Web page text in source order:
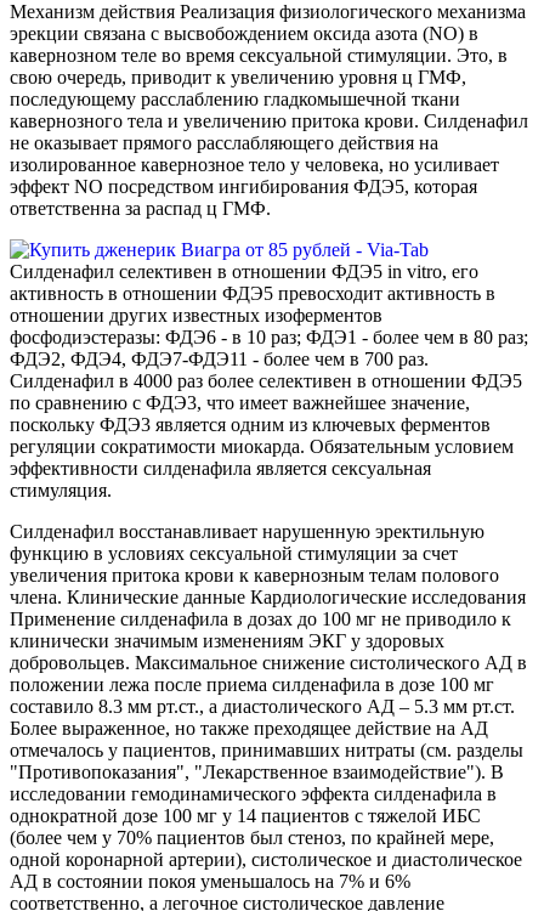
Механизм действия Реализация физиологического механизма
эрекции связана с высвобождением оксида азота (NO) в
кавернозном теле во время сексуальной стимуляции. Это, в
свою очередь, приводит к увеличению уровня ц ГМФ,
последующему расслаблению гладкомышечной ткани
кавернозного тела и увеличению притока крови. Силденафил
не оказывает прямого расслабляющего действия на
изолированное кавернозное тело у человека, но усиливает
эффект NO посредством ингибирования ФДЭ5, которая
ответственна за распад ц ГМФ.
Силденафил селективен в отношении ФДЭ5 in vitro, его
активность в отношении ФДЭ5 превосходит активность в
отношении других известных изоферментов
фосфодиэстеразы: ФДЭ6 - в 10 раз; ФДЭ1 - более чем в 80 раз;
ФДЭ2, ФДЭ4, ФДЭ7-ФДЭ11 - более чем в 700 раз.
Силденафил в 4000 раз более селективен в отношении ФДЭ5
по сравнению с ФДЭ3, что имеет важнейшее значение,
поскольку ФДЭ3 является одним из ключевых ферментов
регуляции сократимости миокарда. Обязательным условием
эффективности силденафила является сексуальная
стимуляция.
Силденафил восстанавливает нарушенную эректильную
функцию в условиях сексуальной стимуляции за счет
увеличения притока крови к кавернозным телам полового
члена. Клинические данные Кардиологические исследования
Применение силденафила в дозах до 100 мг не приводило к
клинически значимым изменениям ЭКГ у здоровых
добровольцев. Максимальное снижение систолического АД в
положении лежа после приема силденафила в дозе 100 мг
составило 8.3 мм рт.ст., а диастолического АД – 5.3 мм рт.ст.
Более выраженное, но также преходящее действие на АД
отмечалось у пациентов, принимавших нитраты (см. разделы
"Противопоказания", "Лекарственное взаимодействие"). В
исследовании гемодинамического эффекта силденафила в
однократной дозе 100 мг у 14 пациентов с тяжелой ИБС
(более чем у 70% пациентов был стеноз, по крайней мере,
одной коронарной артерии), систолическое и диастолическое
АД в состоянии покоя уменьшалось на 7% и 6%
соответственно, а легочное систолическое давление